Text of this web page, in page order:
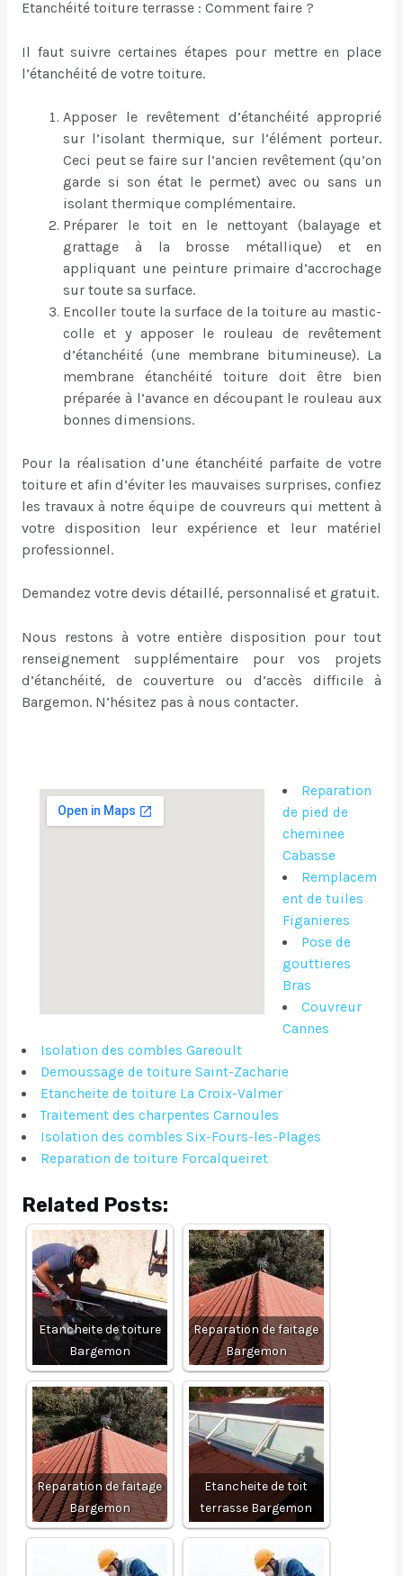
Etanchéité toiture terrasse : Comment faire ?
Il faut suivre certaines étapes pour mettre en place
l’étanchéité de votre toiture.
Apposer le revêtement d’étanchéité approprié
sur l’isolant thermique, sur l’élément porteur.
Ceci peut se faire sur l’ancien revêtement (qu’on
garde si son état le permet) avec ou sans un
isolant thermique complémentaire.
Préparer le toit en le nettoyant (balayage et
grattage à la brosse métallique) et en
appliquant une peinture primaire d’accrochage
sur toute sa surface.
Encoller toute la surface de la toiture au mastic-
colle et y apposer le rouleau de revêtement
d’étanchéité (une membrane bitumineuse). La
membrane étanchéité toiture doit être bien
préparée à l’avance en découpant le rouleau aux
bonnes dimensions.
Pour la réalisation d’une étanchéité parfaite de votre
toiture et afin d’éviter les mauvaises surprises, confiez
les travaux à notre équipe de couvreurs qui mettent à
votre disposition leur expérience et leur matériel
professionnel.
Demandez votre devis détaillé, personnalisé et gratuit.
Nous restons à votre entière disposition pour tout
renseignement supplémentaire pour vos projets
d’étanchéité, de couverture ou d’accès difficile à
Bargemon. N’hésitez pas à nous contacter.
Reparation
de pied de
cheminee
Cabasse
Remplacem
ent de tuiles
Figanieres
Pose de
gouttieres
Bras
Couvreur
Cannes
Isolation des combles Gareoult
Demoussage de toiture Saint-Zacharie
Etancheite de toiture La Croix-Valmer
Traitement des charpentes Carnoules
Isolation des combles Six-Fours-les-Plages
Reparation de toiture Forcalqueiret
Related Posts:
Etancheite de toiture
Bargemon
Reparation de faitage
Bargemon
Reparation de faitage
Bargemon
Etancheite de toit
terrasse Bargemon